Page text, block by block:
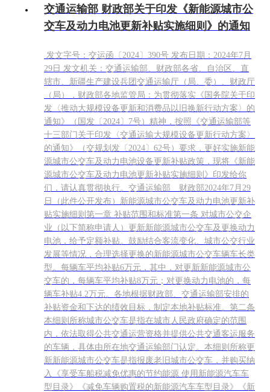
交通运输部 财政部关于印发《新能源城市公
交车及动力电池更新补贴实施细则》的通知
发文字号：交运函〔2024〕390号 发布日期：2024年7月
29日 发文机关：交通运输部、财政部各省、自治区、直
辖市、新疆生产建设兵团交通运输厅（局、委）、财政厅
（局），财政部各地监管局：为贯彻落实《国务院关于印
发〈推动大规模设备更新和消费品以旧换新行动方案〉的
通知》（国发〔2024〕7号）精神，按照《交通运输部等
十三部门关于印发〈交通运输大规模设备更新行动方案〉
的通知》（交规划发〔2024〕62号）要求，更好实施新能
源城市公交车及动力电池设备更新补贴政策，现将《新能
源城市公交车及动力电池更新补贴实施细则》印发给你
们，请认真贯彻执行。交通运输部 财政部2024年7月29
日（此件公开发布）新能源城市公交车及动力电池更新补
贴实施细则第一章 补贴范围和标准第一条 对城市公交企
业（以下简称申请人）更新新能源城市公交车及更换动力
电池，给予定额补贴。鼓励结合客流变化、城市公交行业
发展等情况，合理选择更换的新能源城市公交车辆车长类
型。每辆车平均补贴6万元，其中，对更新新能源城市公
交车的，每辆车平均补贴8万元；对更换动力电池的，每
辆车补贴4.2万元。各地根据财政部、交通运输部安排的
补贴资金和下达的绩效目标，制定本地补贴标准。第二条
本细则所称城市公交车是指在城市人民政府确定的范围
内，依法取得公共交通运营资格并提供公共交通客运服务
的车辆，具体由所在地交通运输部门认定。本细则所称更
新新能源城市公交车是指报废老旧城市公交车，并购买纳
入《享受车船税减免优惠的节约能源 使用新能源汽车车
型目录》《减免车辆购置税的新能源汽车车型目录》《新